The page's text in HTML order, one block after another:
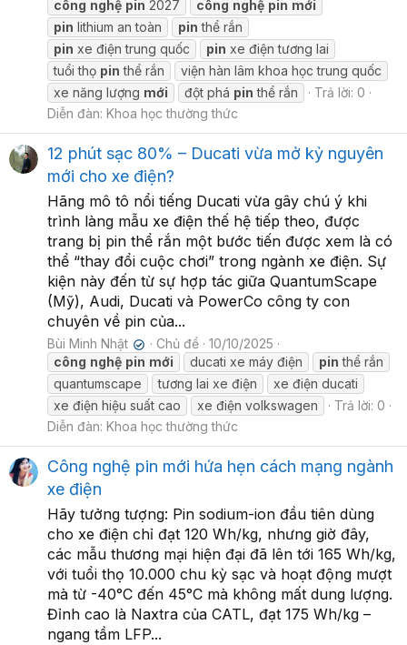
công nghệ pin 2027 công nghệ pin mới
pin lithium an toàn pin thể rắn
pin xe điện trung quốc pin xe điện tương lai
tuổi thọ pin thể rắn
viện hàn lâm khoa học trung quốc
xe năng lượng mới đột phá pin thể rắn
Trả lời: 0
Diễn đàn: Khoa học thường thức
12 phút sạc 80% – Ducati vừa mở kỷ nguyên
mới cho xe điện?
Hãng mô tô nổi tiếng Ducati vừa gây chú ý khi
trình làng mẫu xe điện thế hệ tiếp theo, được
trang bị pin thể rắn một bước tiến được xem là có
thể “thay đổi cuộc chơi” trong ngành xe điện. Sự
kiện này đến từ sự hợp tác giữa QuantumScape
(Mỹ), Audi, Ducati và PowerCo công ty con
chuyên về pin của...
Bùi Minh Nhật ✔ Chủ đề
10/10/2025
công nghệ pin mới ducati xe máy điện pin thể rắn
quantumscape
tương lai xe điện
xe điện ducati
xe điện hiệu suất cao
xe điện volkswagen
Trả lời: 0
Diễn đàn: Khoa học thường thức
Công nghệ pin mới hứa hẹn cách mạng ngành
xe điện
Hãy tưởng tượng: Pin sodium-ion đầu tiên dùng
cho xe điện chỉ đạt 120 Wh/kg, nhưng giờ đây,
các mẫu thương mại hiện đại đã lên tới 165 Wh/kg,
với tuổi thọ 10.000 chu kỳ sạc và hoạt động mượt
mà từ -40°C đến 45°C mà không mất dung lượng.
Đỉnh cao là Naxtra của CATL, đạt 175 Wh/kg –
ngang tầm LFP...